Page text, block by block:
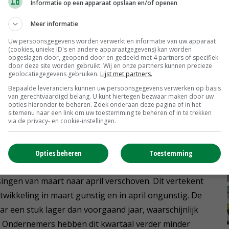
maar veelal twee maanden later dan gepland.
kleine inhaalslag kan worden gemaakt, ook
achteren is geschoven omdat de definitieve prijs
kwartaal achter, ook de toegerekende kosten
jaar. In verband met de gevolgen van de coronacrisis
gedurende zes maanden geen aflossingen en soms
verschillend invulling aan gegeven en door
van maart naar april verschoven. Dit vertekent
in maart gunstig en in april ongunstig. De
een stuk lager dan voorgaand jaar, waarschijnlijk
hebben dit kwartaal verder minder
Informatie op een apparaat opslaan en/of openen
Meer informatie
Uw persoonsgegevens worden verwerkt en informatie van uw apparaat
(cookies, unieke ID's en andere apparaatgegevens) kan worden
opgeslagen door, geopend door en gedeeld met 4 partners of specifiek
door deze site worden gebruikt. Wij en onze partners kunnen precieze
geolocatiegegevens gebruiken. Lijst met partners.
Bepaalde leveranciers kunnen uw persoonsgegevens verwerken op basis
van gerechtvaardigd belang. U kunt hiertegen bezwaar maken door uw
opties hieronder te beheren. Zoek onderaan deze pagina of in het
sitemenu naar een link om uw toestemming te beheren of in te trekken
via de privacy- en cookie-instellingen.
Toestemming
Opties beheren